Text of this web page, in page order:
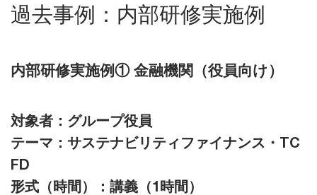
過去事例：内部研修実施例
内部研修実施例① 金融機関（役員向け）
対象者：グループ役員
テーマ：サステナビリティファイナンス・TC
FD
形式（時間）：講義（1時間）